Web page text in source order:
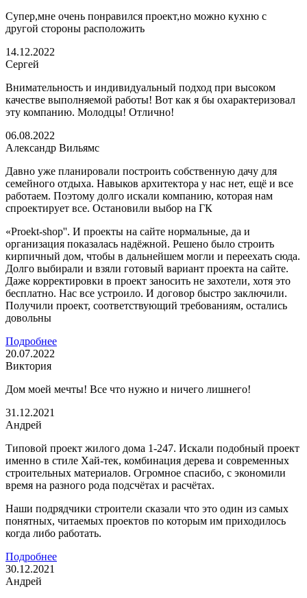
Супер,мне очень понравился проект,но можно кухню с
другой стороны расположить
14.12.2022
Сергей
Внимательность и индивидуальный подход при высоком
качестве выполняемой работы! Вот как я бы охарактеризовал
эту компанию. Молодцы! Отлично!
06.08.2022
Александр Вильямс
Давно уже планировали построить собственную дачу для
семейного отдыха. Навыков архитектора у нас нет, ещё и все
работаем. Поэтому долго искали компанию, которая нам
спроектирует все. Остановили выбор на ГК
«Proekt-shop''. И проекты на сайте нормальные, да и
организация показалась надёжной. Решено было строить
кирпичный дом, чтобы в дальнейшем могли и переехать сюда.
Долго выбирали и взяли готовый вариант проекта на сайте.
Даже корректировки в проект заносить не захотели, хотя это
бесплатно. Нас все устроило. И договор быстро заключили.
Получили проект, соответствующий требованиям, остались
довольны
Подробнее
20.07.2022
Виктория
Дом моей мечты! Все что нужно и ничего лишнего!
31.12.2021
Андрей
Типовой проект жилого дома 1-247. Искали подобный проект
именно в стиле Хай-тек, комбинация дерева и современных
строительных материалов. Огромное спасибо, с экономили
время на разного рода подсчётах и расчётах.
Наши подрядчики строители сказали что это один из самых
понятных, читаемых проектов по которым им приходилось
когда либо работать.
Подробнее
30.12.2021
Андрей